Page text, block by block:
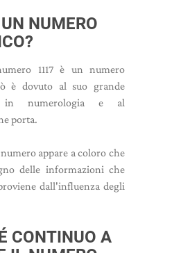
NUMERO
1117 è un numero
è dovuto al suo grande
in numerologia e al
porta.
appare a coloro che
delle informazioni che
dall'influenza degli
CONTINUO A